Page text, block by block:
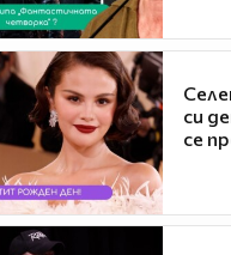
си
се